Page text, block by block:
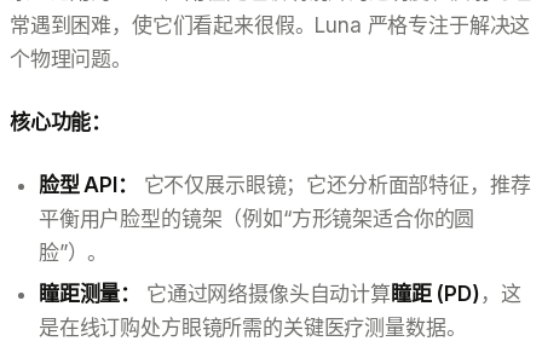
常遇到困难，使它们看起来很假。Luna 严格专注于解决这
个物理问题。
核心功能：
脸型 API：
它不仅展示眼镜；它还分析面部特征，推荐
平衡用户脸型的镜架（例如“方形镜架适合你的圆
脸”）。
瞳距测量：
它通过网络摄像头自动计算 瞳距 (PD) ，这
是在线订购处方眼镜所需的关键医疗测量数据。